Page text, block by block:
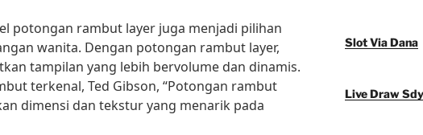
potongan rambut layer juga menjadi pilihan
wanita. Dengan potongan rambut layer,
tampilan yang lebih bervolume dan dinamis.
terkenal, Ted Gibson, “Potongan rambut
dimensi dan tekstur yang menarik pada
Slot Via Dana
Live Draw Sdy